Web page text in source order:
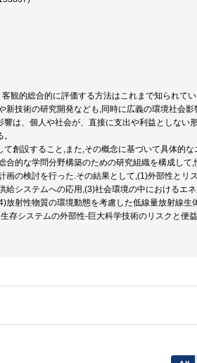
観的総合的に評価する方法はこれまで知られて
新技術の研究開発なども,同時に広義の環境社会影
は、個人や社会が、直接に支出や利益としない
創設すること,また,その概念に基づいて具体的な
合的な学問分野構築のための研究組織を構成して,
の検討を行った.その結果として,(1)外部性とリ
給システムへの応用,(3)社会環境の中におけるエ
放射性物質の環境動態を考慮した低線量放射線生
存システムの外部性-巨大科学技術のリスクと便